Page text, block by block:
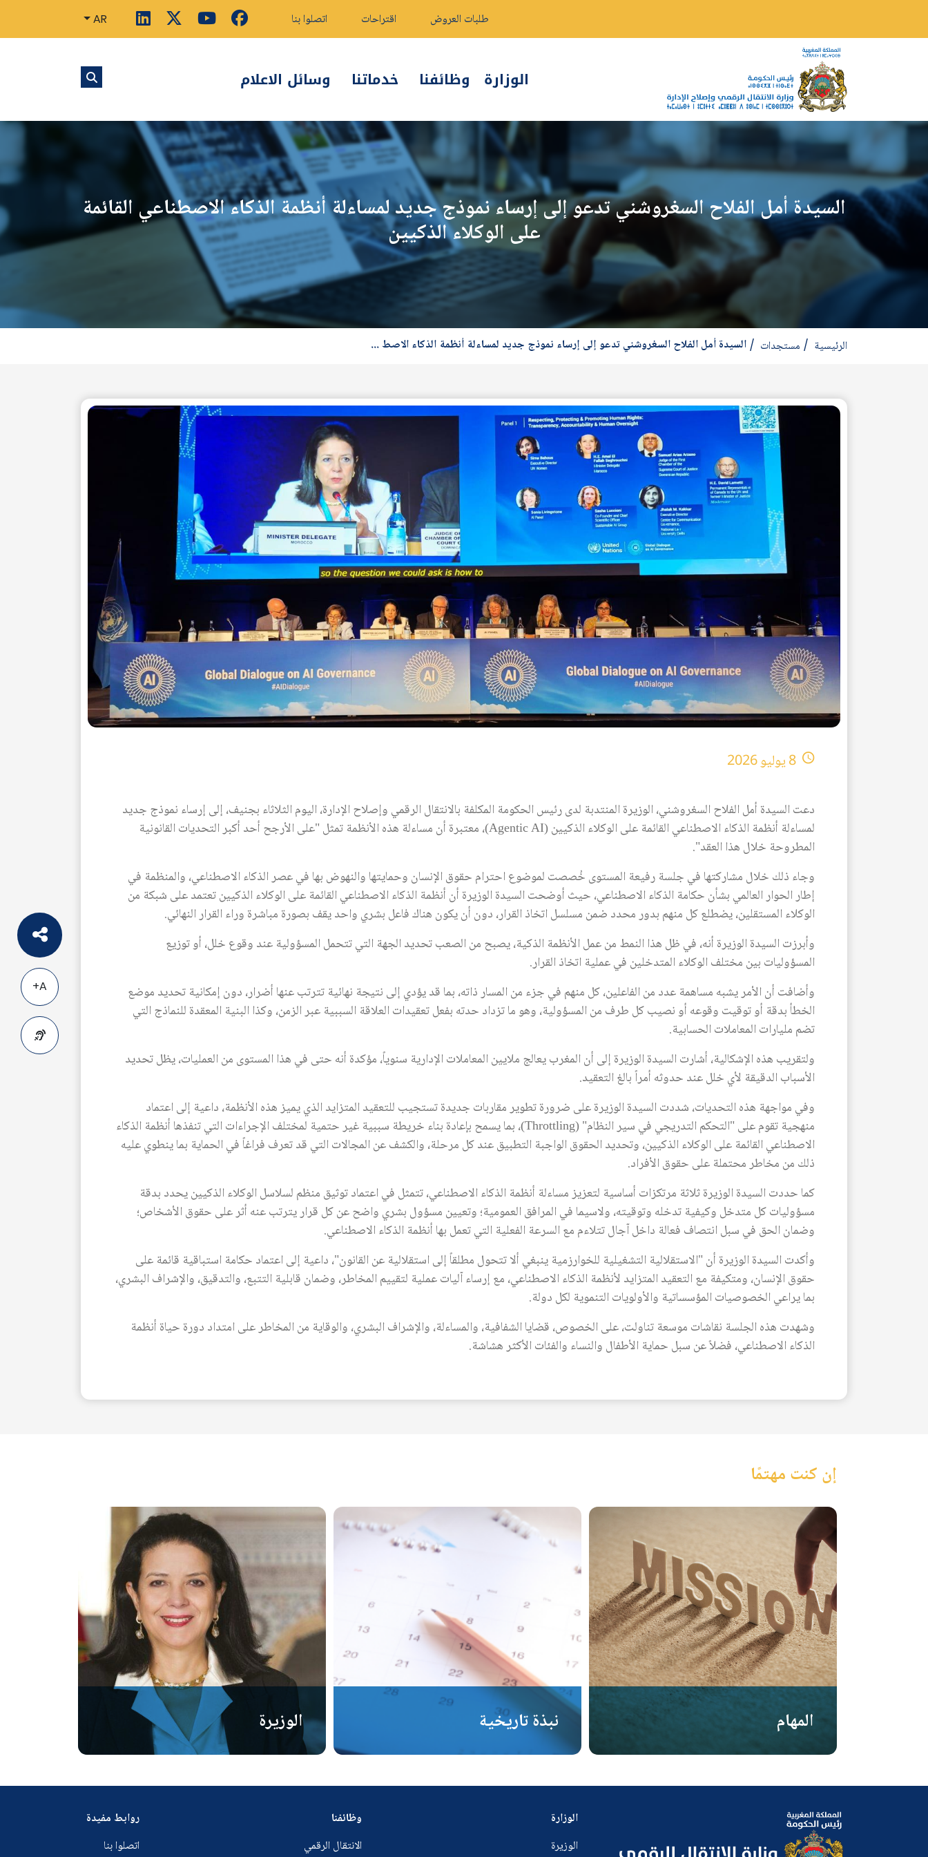
طلبات العروض اقتراحات اتصلوا بنا AR
الوزارة وظائفنا خدماتنا وسائل الاعلام
السيدة أمل الفلاح السغروشني تدعو إلى إرساء نموذج جديد لمساءلة أنظمة الذكاء الاصطناعي القائمة
على الوكلاء الذكيين
الرئيسية مستجدات السيدة أمل الفلاح السغروشني تدعو إلى إرساء نموذج جديد لمساءلة أنظمة الذكاء الاصط ...
8 يوليو 2026
دعت السيدة أمل الفلاح السغروشني، الوزيرة المنتدبة لدى رئيس الحكومة المكلفة بالانتقال الرقمي وإصلاح الإدارة، اليوم الثلاثاء بجنيف، إلى إرساء نموذج جديد
لمساءلة أنظمة الذكاء الاصطناعي القائمة على الوكلاء الذكيين (Agentic AI)، معتبرة أن مساءلة هذه الأنظمة تمثل "على الأرجح أحد أكبر التحديات القانونية
المطروحة خلال هذا العقد".
وجاء ذلك خلال مشاركتها في جلسة رفيعة المستوى خُصصت لموضوع احترام حقوق الإنسان وحمايتها والنهوض بها في عصر الذكاء الاصطناعي، والمنظمة في
إطار الحوار العالمي بشأن حكامة الذكاء الاصطناعي، حيث أوضحت السيدة الوزيرة أن أنظمة الذكاء الاصطناعي القائمة على الوكلاء الذكيين تعتمد على شبكة من
الوكلاء المستقلين، يضطلع كل منهم بدور محدد ضمن مسلسل اتخاذ القرار، دون أن يكون هناك فاعل بشري واحد يقف بصورة مباشرة وراء القرار النهائي.
وأبرزت السيدة الوزيرة أنه، في ظل هذا النمط من عمل الأنظمة الذكية، يصبح من الصعب تحديد الجهة التي تتحمل المسؤولية عند وقوع خلل، أو توزيع
المسؤوليات بين مختلف الوكلاء المتدخلين في عملية اتخاذ القرار.
وأضافت أن الأمر يشبه مساهمة عدد من الفاعلين، كل منهم في جزء من المسار ذاته، بما قد يؤدي إلى نتيجة نهائية تترتب عنها أضرار، دون إمكانية تحديد موضع
الخطأ بدقة أو توقيت وقوعه أو نصيب كل طرف من المسؤولية، وهو ما تزداد حدته بفعل تعقيدات العلاقة السببية عبر الزمن، وكذا البنية المعقدة للنماذج التي
تضم مليارات المعاملات الحسابية.
ولتقريب هذه الإشكالية، أشارت السيدة الوزيرة إلى أن المغرب يعالج ملايين المعاملات الإدارية سنوياً، مؤكدة أنه حتى في هذا المستوى من العمليات، يظل تحديد
الأسباب الدقيقة لأي خلل عند حدوثه أمراً بالغ التعقيد.
وفي مواجهة هذه التحديات، شددت السيدة الوزيرة على ضرورة تطوير مقاربات جديدة تستجيب للتعقيد المتزايد الذي يميز هذه الأنظمة، داعية إلى اعتماد
منهجية تقوم على "التحكم التدريجي في سير النظام" (Throttling)، بما يسمح بإعادة بناء خريطة سببية غير حتمية لمختلف الإجراءات التي تنفذها أنظمة الذكاء
الاصطناعي القائمة على الوكلاء الذكيين، وتحديد الحقوق الواجبة التطبيق عند كل مرحلة، والكشف عن المجالات التي قد تعرف فراغاً في الحماية بما ينطوي عليه
ذلك من مخاطر محتملة على حقوق الأفراد.
كما حددت السيدة الوزيرة ثلاثة مرتكزات أساسية لتعزيز مساءلة أنظمة الذكاء الاصطناعي، تتمثل في اعتماد توثيق منظم لسلاسل الوكلاء الذكيين يحدد بدقة
مسؤوليات كل متدخل وكيفية تدخله وتوقيته، ولاسيما في المرافق العمومية؛ وتعيين مسؤول بشري واضح عن كل قرار يترتب عنه أثر على حقوق الأشخاص؛
وضمان الحق في سبل انتصاف فعالة داخل آجال تتلاءم مع السرعة الفعلية التي تعمل بها أنظمة الذكاء الاصطناعي.
وأكدت السيدة الوزيرة أن "الاستقلالية التشغيلية للخوارزمية ينبغي ألا تتحول مطلقاً إلى استقلالية عن القانون"، داعية إلى اعتماد حكامة استباقية قائمة على
حقوق الإنسان، ومتكيفة مع التعقيد المتزايد لأنظمة الذكاء الاصطناعي، مع إرساء آليات عملية لتقييم المخاطر، وضمان قابلية التتبع، والتدقيق، والإشراف البشري،
بما يراعي الخصوصيات المؤسساتية والأولويات التنموية لكل دولة.
وشهدت هذه الجلسة نقاشات موسعة تناولت، على الخصوص، قضايا الشفافية، والمساءلة، والإشراف البشري، والوقاية من المخاطر على امتداد دورة حياة أنظمة
الذكاء الاصطناعي، فضلاً عن سبل حماية الأطفال والنساء والفئات الأكثر هشاشة.
A+
إن كنت مهتمًا
المهام نبذة تاريخية الوزيرة
الوزارة
الوزيرة
وظائفنا
الانتقال الرقمي
روابط مفيدة
اتصلوا بنا